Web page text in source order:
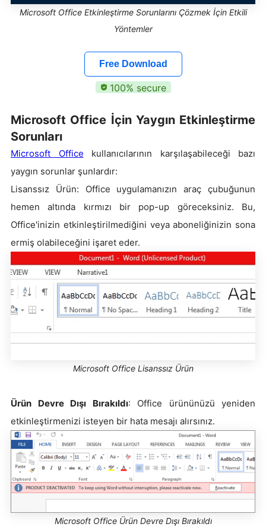
Microsoft Office Etkinleştirme Sorunlarını Çözmek İçin Etkili
Yöntemler
Free Download
100% secure
Microsoft Office İçin Yaygın Etkinleştirme
Sorunları
Microsoft Office kullanıcılarının karşılaşabileceği bazı
yaygın sorunlar şunlardır:
Lisanssız Ürün: Office uygulamanızın araç çubuğunun
hemen altında kırmızı bir pop-up göreceksiniz. Bu,
Office'inizin etkinleştirilmediğini veya aboneliğinizin sona
ermiş olabileceğini işaret eder.
Microsoft Office Lisanssız Ürün
Ürün Devre Dışı Bırakıldı: Office ürününüzü yeniden
etkinleştirmenizi isteyen bir hata mesajı alırsınız.
Microsoft Office Ürün Devre Dışı Bırakıldı